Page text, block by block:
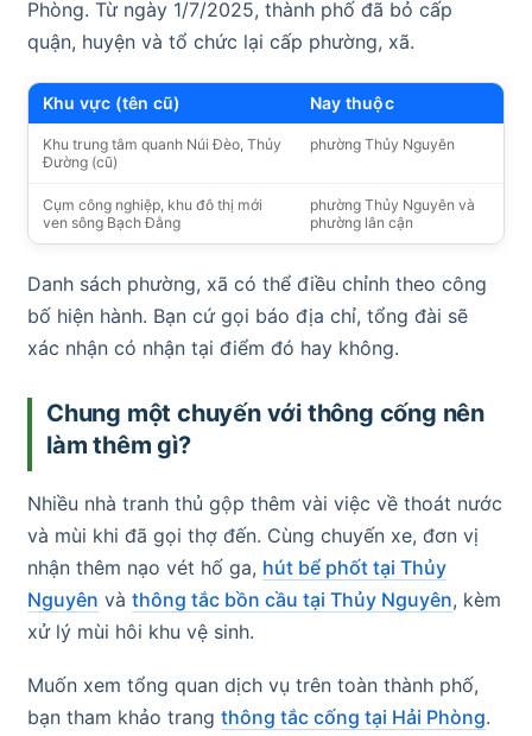
Phòng. Từ ngày 1/7/2025, thành phố đã bỏ cấp
quận, huyện và tổ chức lại cấp phường, xã.
Khu vực (tên cũ) Nay thuộc
Khu trung tâm quanh Núi Đèo, Thủy
Đường (cũ)
phường Thủy Nguyên
Cụm công nghiệp, khu đô thị mới
ven sông Bạch Đằng
phường Thủy Nguyên và
phường lân cận
Danh sách phường, xã có thể điều chỉnh theo công
bố hiện hành. Bạn cứ gọi báo địa chỉ, tổng đài sẽ
xác nhận có nhận tại điểm đó hay không.
Chung một chuyến với thông cống nên
làm thêm gì?
Nhiều nhà tranh thủ gộp thêm vài việc về thoát nước
và mùi khi đã gọi thợ đến. Cùng chuyến xe, đơn vị
nhận thêm nạo vét hố ga, hút bể phốt tại Thủy
Nguyên và thông tắc bồn cầu tại Thủy Nguyên, kèm
xử lý mùi hôi khu vệ sinh.
Muốn xem tổng quan dịch vụ trên toàn thành phố,
bạn tham khảo trang thông tắc cống tại Hải Phòng.